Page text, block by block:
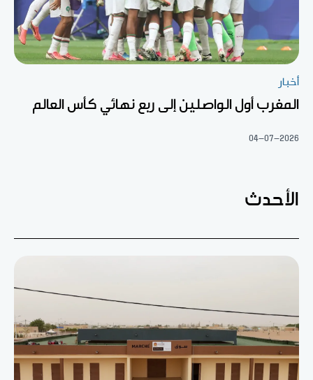
أخبار
المغرب أول الواصلين إلى ربع نهائي كأس العالم
04-07-2026
الأحدث